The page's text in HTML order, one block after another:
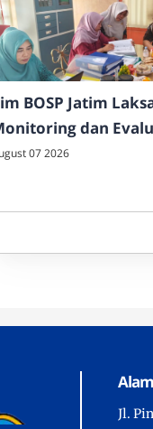
BOSP Jatim
dan
07 2026
Jl.